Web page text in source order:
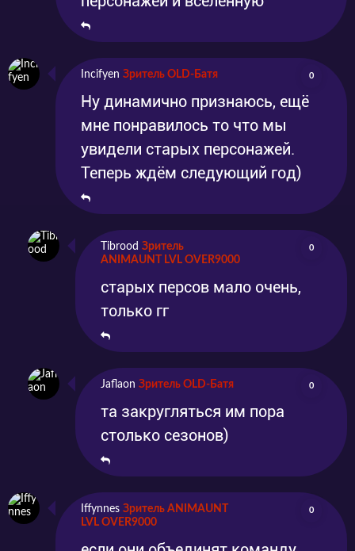
Incifyen Зритель OLD-Батя 0
Ну динамично признаюсь, ещё
мне понравилось то что мы
увидели старых персонажей.
Теперь ждём следующий год)
Tibrood Зритель
ANIMAUNT LVL OVER9000
0
старых персов мало очень,
только гг
Jaflaon Зритель OLD-Батя 0
та закругляться им пора
столько сезонов)
Iffynnes Зритель ANIMAUNT
LVL OVER9000
0